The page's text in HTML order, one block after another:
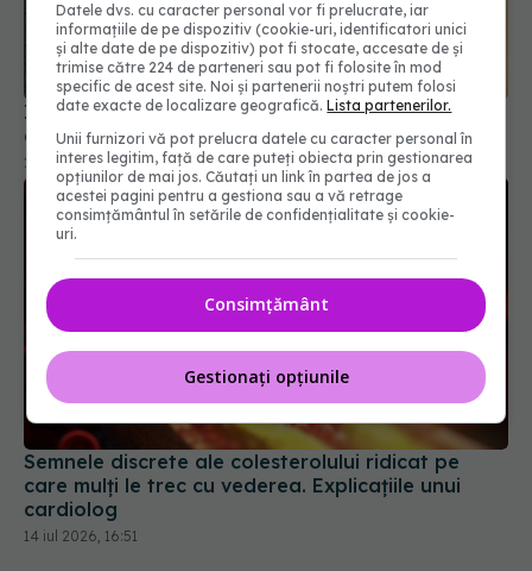
Infarct sau atac de panică? Cum să faci
diferența
27 ian 2026, 15:01
Semnele discrete ale colesterolului ridicat pe
care mulți le trec cu vederea. Explicațiile unui
cardiolog
14 iul 2026, 16:51
Datele dvs. cu caracter personal vor fi prelucrate, iar
informațiile de pe dispozitiv (cookie-uri, identificatori unici
și alte date de pe dispozitiv) pot fi stocate, accesate de și
trimise către 224 de parteneri sau pot fi folosite în mod
specific de acest site. Noi și partenerii noștri putem folosi
date exacte de localizare geografică.Lista partenerilor.
Unii furnizori vă pot prelucra datele cu caracter personal în
interes legitim, față de care puteți obiecta prin gestionarea
opțiunilor de mai jos. Căutați un link în partea de jos a
acestei pagini pentru a gestiona sau a vă retrage
consimțământul în setările de confidențialitate și cookie-
uri.
Consimțământ
Gestionați opțiunile